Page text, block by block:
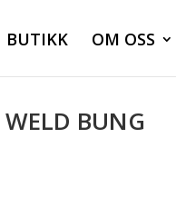
BUTIKK OM OSS
BUNG